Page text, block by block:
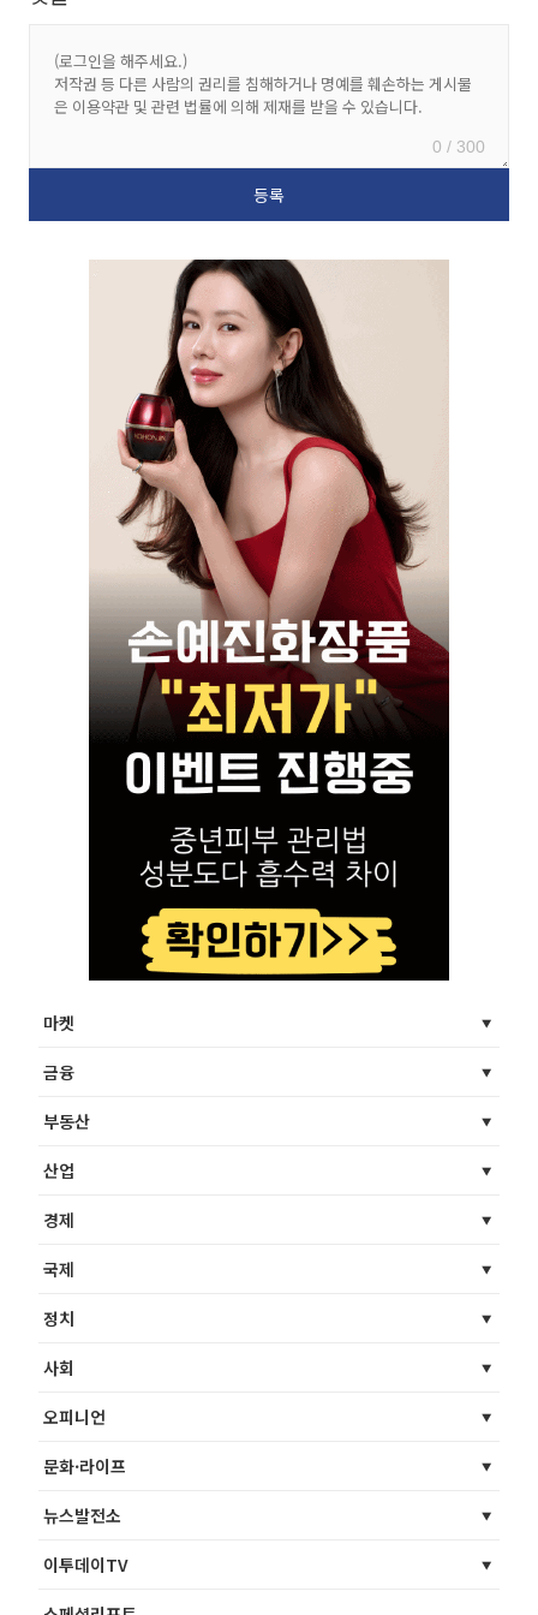
0 / 300
마켓
금융
부동산
산업
경제
국제
정치
사회
오피니언
문화·라이프
뉴스발전소
이투데이TV